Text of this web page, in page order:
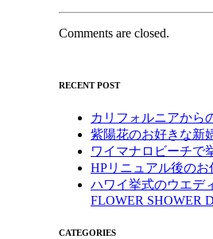
Comments are closed.
RECENT POST
カリフォルニアから
紫陽花のお好きな新
ワイマナロビーチで
HPリニュアル後のお
ハワイ挙式のウエデ
FLOWER SHOWER
CATEGORIES